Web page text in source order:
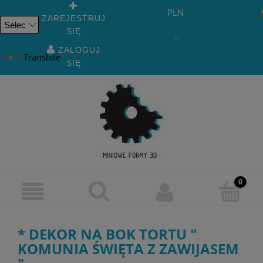
Translate
ZAREJESTRUJ
SIĘ
ZALOGUJ
SIĘ
PLN
* DEKOR NA BOK TORTU "
KOMUNIA ŚWIĘTA Z ZAWIJASEM